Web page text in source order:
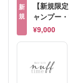
新
規
【新規限
ャンプー
¥9,000